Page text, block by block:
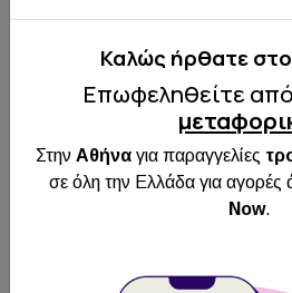
Κάντε εγγραφή
Newsletter μας
Κάνε εγγραφή στο newsletter
ενημερώνεσαι για όλα τα νέα
προσφορές μας!
Καλώς ήρθατε
Επωφεληθείτε
Στην Αθήνα για παραγγελίες
σε όλη την Ελλάδα για
Now.